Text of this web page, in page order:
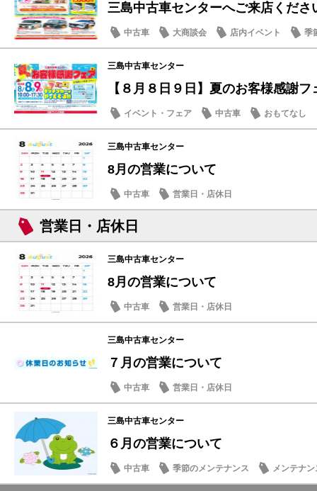
三島中古車センターへご来店くださ
中古車 大商談会 店内イベント
季
メンテナンス商品
三島中古車センター
【８月８日９日】夏のお客様感謝
イベント・フェア 中古車 おもてなし
三島中古車センター
8月の営業について
中古車 営業日・店休日
営業日・店休日
三島中古車センター
8月の営業について
中古車 営業日・店休日
三島中古車センター
７月の営業について
中古車 営業日・店休日
三島中古車センター
６月の営業について
中古車 季節のメンテナンス
メンテナ
日常の出来事